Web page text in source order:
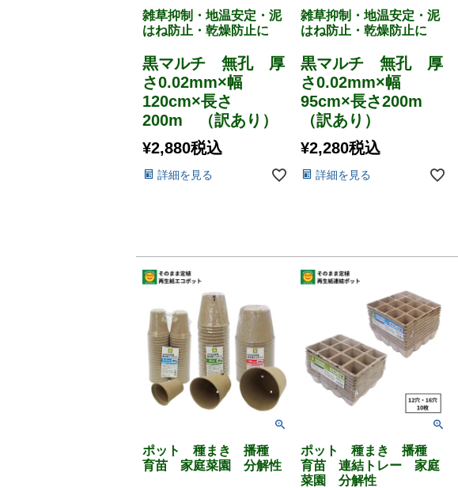
雑草抑制・地温安定・泥
はね防止・乾燥防止に
黒マルチ 無孔 厚
さ0.02mm×幅
120cm×長さ
200m （訳あり）
¥2,880税込
詳細を見る
雑草抑制・地温安定・泥
はね防止・乾燥防止に
黒マルチ 無孔 厚
さ0.02mm×幅
95cm×長さ200m
（訳あり）
¥2,280税込
詳細を見る
ポット 種まき 播種
育苗 家庭菜園 分解性
ポット 種まき 播種
育苗 連結トレー 家庭
菜園 分解性